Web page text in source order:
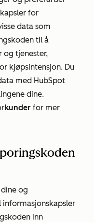
for
data som
til å
og tjenester,
kjøpsintensjon. Du
med HubSpot
dine.
kunder for mer
og
inn